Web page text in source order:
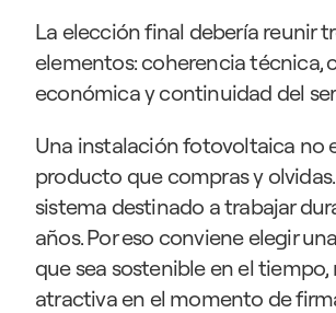
La elección final debería reunir
elementos: coherencia técnica,
económica y continuidad del
Una instalación fotovoltaica no
producto que compras y olvidas.
sistema destinado a trabajar
años. Por eso conviene elegir
que sea sostenible en el tiempo,
atractiva en el momento de